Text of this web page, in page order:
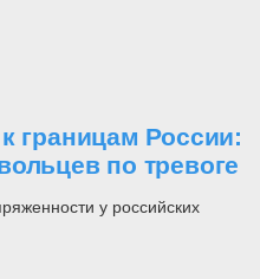
границам России:
по тревоге
у российских